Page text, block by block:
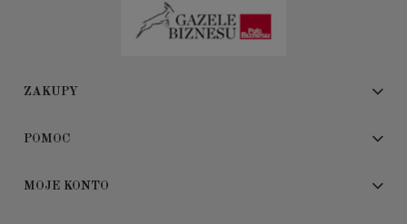
ZAKUPY
POMOC
MOJE KONTO